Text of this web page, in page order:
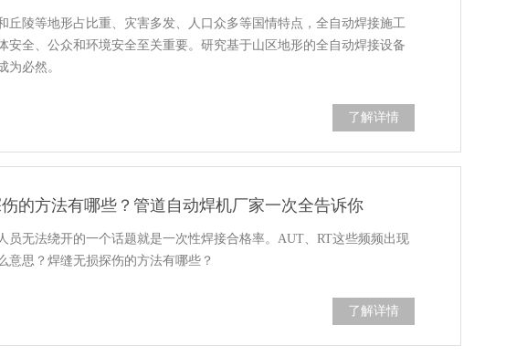
丘陵等地形占比重、灾害多发、人口众多等国情特点，全自动焊接施工
安全、公众和环境安全至关重要。研究基于山区地形的全自动焊接设备
为必然。
了解详情
的方法有哪些？管道自动焊机厂家一次全告诉你
员无法绕开的一个话题就是一次性焊接合格率。AUT、RT这些频频出现
意思？焊缝无损探伤的方法有哪些？
了解详情